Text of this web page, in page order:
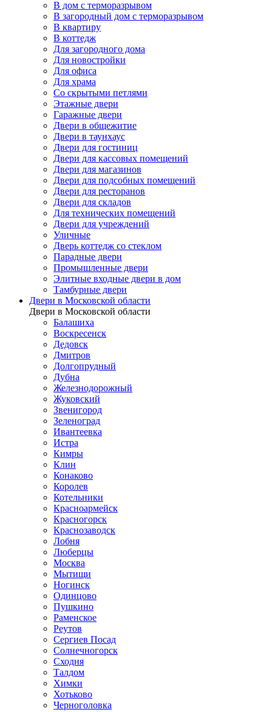
В дом с терморазрывом
В загородный дом с терморазрывом
В квартиру
В коттедж
Для загородного дома
Для новостройки
Для офиса
Для храма
Со скрытыми петлями
Этажные двери
Гаражные двери
Двери в общежитие
Двери в таунхаус
Двери для гостиниц
Двери для кассовых помещений
Двери для магазинов
Двери для подсобных помещений
Двери для ресторанов
Двери для складов
Для технических помещений
Двери для учреждений
Уличные
Дверь коттедж со стеклом
Парадные двери
Промышленные двери
Элитные входные двери в дом
Тамбурные двери
Двери в Московской области
Двери в Московской области
Балашиха
Воскресенск
Дедовск
Дмитров
Долгопрудный
Дубна
Железнодорожный
Жуковский
Звенигород
Зеленоград
Ивантеевка
Истра
Кимры
Клин
Конаково
Королев
Котельники
Красноармейск
Красногорск
Краснозаводск
Лобня
Люберцы
Москва
Мытищи
Ногинск
Одинцово
Пушкино
Раменское
Реутов
Сергиев Посад
Солнечногорск
Сходня
Талдом
Химки
Хотьково
Черноголовка